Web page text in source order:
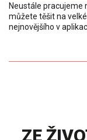
Neustále pracujeme
můžete těšit na
nejnovějšího v
ZE